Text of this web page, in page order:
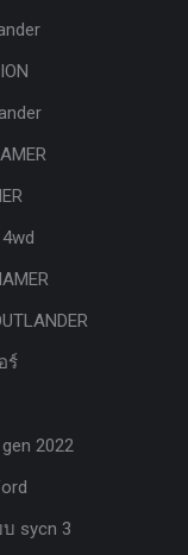
ร์
2022
sycn 3